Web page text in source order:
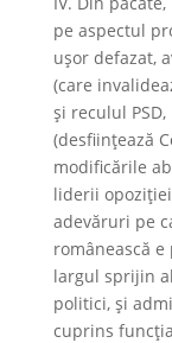
pe aspectul
uşor defazat,
(care
şi reculul
(desfiinţează
modificările
liderii
adevăruri pe
românească
largul sprijin
politici, şi
cuprins